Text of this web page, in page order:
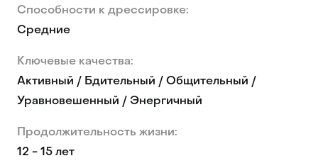
Способности к дрессировке:
Средние
Ключевые качества:
Активный / Бдительный / Общительный /
Уравновешенный / Энергичный
Продолжительность жизни:
12 - 15 лет